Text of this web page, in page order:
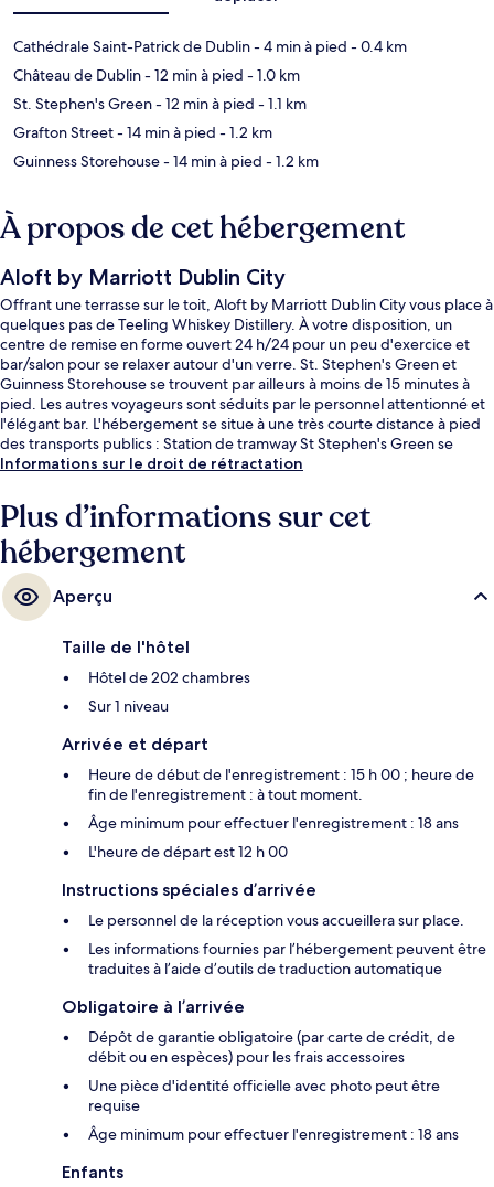
Cathédrale Saint-Patrick de Dublin- 4 min à pied - 0.4 km
Château de Dublin- 12 min à pied - 1.0 km
St. Stephen's Green- 12 min à pied - 1.1 km
Grafton Street- 14 min à pied - 1.2 km
Guinness Storehouse- 14 min à pied - 1.2 km
À propos de cet hébergement
Aloft by Marriott Dublin City
Offrant une terrasse sur le toit, Aloft by Marriott Dublin City vous place à
quelques pas de Teeling Whiskey Distillery. À votre disposition, un
centre de remise en forme ouvert 24 h/24 pour un peu d'exercice et
bar/salon pour se relaxer autour d'un verre. St. Stephen's Green et
Guinness Storehouse se trouvent par ailleurs à moins de 15 minutes à
pied. Les autres voyageurs sont séduits par le personnel attentionné et
l'élégant bar. L'hébergement se situe à une très courte distance à pied
des transports publics : Station de tramway St Stephen's Green se
trouve à 15 min et Station de tramway Harcourt Street, à 15 min.
Informations sur le droit de rétractation
Plus d’informations sur cet
hébergement
Aperçu
Taille de l'hôtel
Hôtel de 202 chambres
Sur 1 niveau
Arrivée et départ
Heure de début de l'enregistrement : 15 h 00 ; heure de
fin de l'enregistrement : à tout moment.
Âge minimum pour effectuer l'enregistrement : 18 ans
L'heure de départ est 12 h 00
Instructions spéciales d’arrivée
Le personnel de la réception vous accueillera sur place.
Les informations fournies par l’hébergement peuvent être
traduites à l’aide d’outils de traduction automatique
Obligatoire à l’arrivée
Dépôt de garantie obligatoire (par carte de crédit, de
débit ou en espèces) pour les frais accessoires
Une pièce d'identité officielle avec photo peut être
requise
Âge minimum pour effectuer l'enregistrement : 18 ans
Enfants